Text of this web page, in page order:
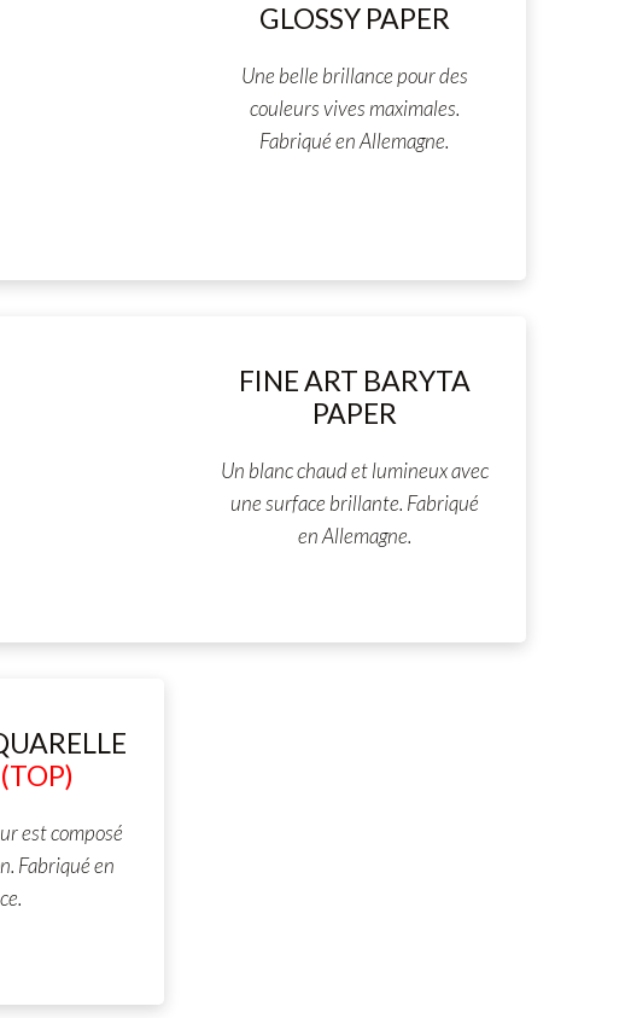
GLOSSY PAPER
Une belle brillance pour des
couleurs vives maximales.
Fabriqué en Allemagne.
FINE ART BARYTA
PAPER
Un blanc chaud et lumineux avec
une surface brillante. Fabriqué
en Allemagne.
(TOP)
est composé
Fabriqué en